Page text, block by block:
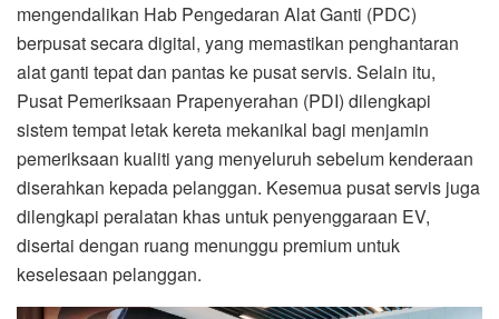
mengendalikan Hab Pengedaran Alat Ganti (PDC)
berpusat secara digital, yang memastikan penghantaran
alat ganti tepat dan pantas ke pusat servis. Selain itu,
Pusat Pemeriksaan Prapenyerahan (PDI) dilengkapi
sistem tempat letak kereta mekanikal bagi menjamin
pemeriksaan kualiti yang menyeluruh sebelum kenderaan
diserahkan kepada pelanggan. Kesemua pusat servis juga
dilengkapi peralatan khas untuk penyenggaraan EV,
disertai dengan ruang menunggu premium untuk
keselesaan pelanggan.